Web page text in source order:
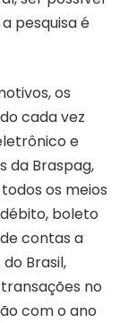
pesquisa é
os
cada vez
e
da Braspag,
os meios
boleto
contas a
Brasil,
no
com o ano